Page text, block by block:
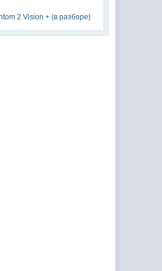
2 Vision + (в разборе)